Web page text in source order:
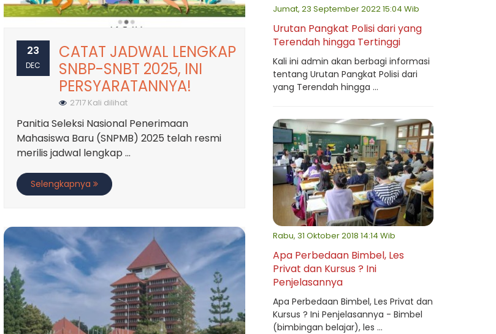
23
DEC
CATAT JADWAL LENGKAP
SNBP-SNBT 2025, INI
PERSYARATANNYA!
2717 Kali dilihat
Panitia Seleksi Nasional Penerimaan
Mahasiswa Baru (SNPMB) 2025 telah resmi
merilis jadwal lengkap ...
Selengkapnya
Jumat, 23 September 2022 15:04 Wib
Urutan Pangkat Polisi dari yang
Terendah hingga Tertinggi
Kali ini admin akan berbagi informasi
tentang Urutan Pangkat Polisi dari
yang Terendah hingga ...
Rabu, 31 Oktober 2018 14:14 Wib
Apa Perbedaan Bimbel, Les
Privat dan Kursus ? Ini
Penjelasannya
Apa Perbedaan Bimbel, Les Privat dan
Kursus ? Ini Penjelasannya - Bimbel
(bimbingan belajar), les ...